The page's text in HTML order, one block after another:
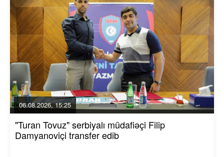
06.08.2026, 15:25
"Turan Tovuz" serbiyalı müdafiəçi Filip
Damyanoviçi transfer edib